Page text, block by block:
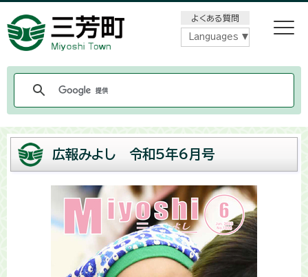
よくある質問
Languages
広報みよし 令和5年6月号